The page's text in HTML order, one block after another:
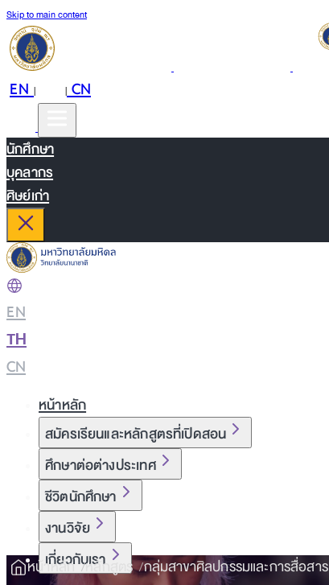
Skip to main content
EN| |CN
นักศึกษา
บุคลากร
ศิษย์เก่า
EN
TH
CN
หน้าหลัก
สมัครเรียนและหลักสูตรที่เปิดสอน
ศึกษาต่อต่างประเทศ
ชีวิตนักศึกษา
งานวิจัย
เกี่ยวกับเรา
หน้าหลัก หลักสูตร กลุ่มสาขาศิลปกรรมและการสื่อสาร